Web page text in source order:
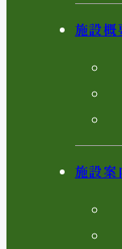
施設概
施設案